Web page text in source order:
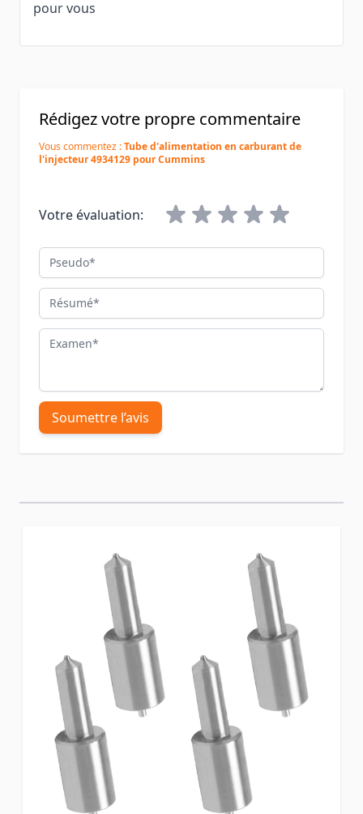
pour vous
Rédigez votre propre commentaire
Vous commentez :Tube d'alimentation en carburant de
l'injecteur 4934129 pour Cummins
Votre évaluation:
Pseudo
Résumé
Examen
Soumettre l’avis